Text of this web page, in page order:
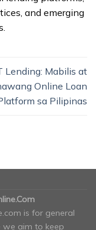
and emerging
Lending: Mabilis at
Online Loan
sa Pilipinas
is for general
we aim to keep